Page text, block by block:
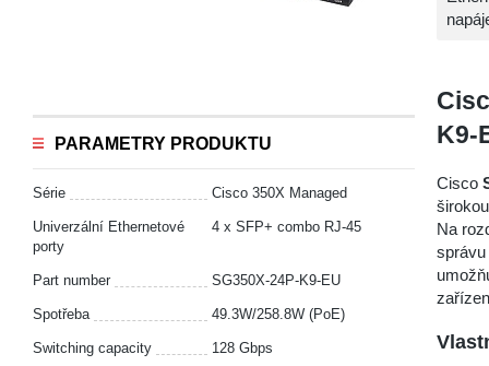
PARAMETRY PRODUKTU
Série Cisco 350X Managed
Univerzální Ethernetové
porty
4 x SFP+ combo RJ-45
Part number SG350X-24P-K9-EU
Spotřeba 49.3W/258.8W (PoE)
Switching capacity 128 Gbps
K9-
Cisco
Na